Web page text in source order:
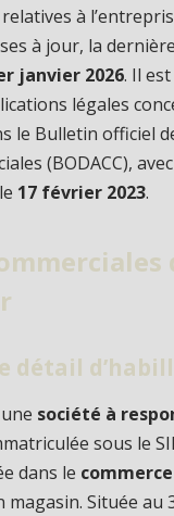
à
à jour, la
janvier 2026. Il
légales
le Bulletin officiel
(BODACC),
17 février 2023.
détail
société à
sous le
dans le
magasin. Située au